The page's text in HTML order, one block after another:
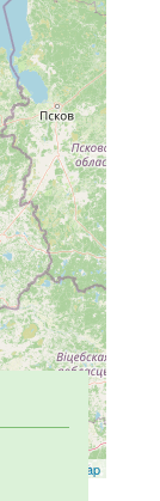
OpenStreetMap